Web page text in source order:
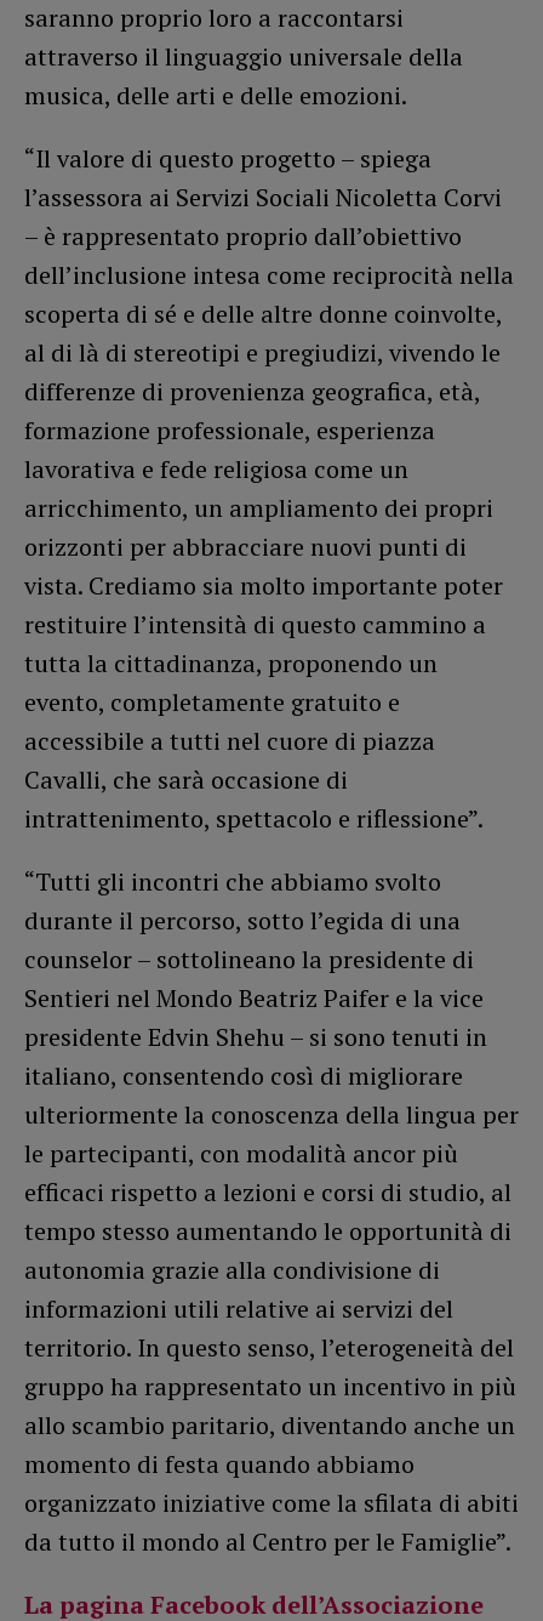
saranno proprio loro a raccontarsi
attraverso il linguaggio universale della
musica, delle arti e delle emozioni.
“Il valore di questo progetto – spiega
l’assessora ai Servizi Sociali Nicoletta Corvi
– è rappresentato proprio dall’obiettivo
dell’inclusione intesa come reciprocità nella
scoperta di sé e delle altre donne coinvolte,
al di là di stereotipi e pregiudizi, vivendo le
differenze di provenienza geografica, età,
formazione professionale, esperienza
lavorativa e fede religiosa come un
arricchimento, un ampliamento dei propri
orizzonti per abbracciare nuovi punti di
vista. Crediamo sia molto importante poter
restituire l’intensità di questo cammino a
tutta la cittadinanza, proponendo un
evento, completamente gratuito e
accessibile a tutti nel cuore di piazza
Cavalli, che sarà occasione di
intrattenimento, spettacolo e riflessione”.
“Tutti gli incontri che abbiamo svolto
durante il percorso, sotto l’egida di una
counselor – sottolineano la presidente di
Sentieri nel Mondo Beatriz Paifer e la vice
presidente Edvin Shehu – si sono tenuti in
italiano, consentendo così di migliorare
ulteriormente la conoscenza della lingua per
le partecipanti, con modalità ancor più
efficaci rispetto a lezioni e corsi di studio, al
tempo stesso aumentando le opportunità di
autonomia grazie alla condivisione di
informazioni utili relative ai servizi del
territorio. In questo senso, l’eterogeneità del
gruppo ha rappresentato un incentivo in più
allo scambio paritario, diventando anche un
momento di festa quando abbiamo
organizzato iniziative come la sfilata di abiti
da tutto il mondo al Centro per le Famiglie”.
La pagina Facebook dell’Associazione